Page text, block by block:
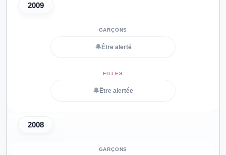
2009
🔔 Être alerté
🔔 Être alertée
2008